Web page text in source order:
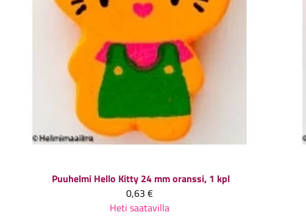
Puuhelmi Hello Kitty 24 mm oranssi, 1 kpl
0,63 €
Heti saatavilla